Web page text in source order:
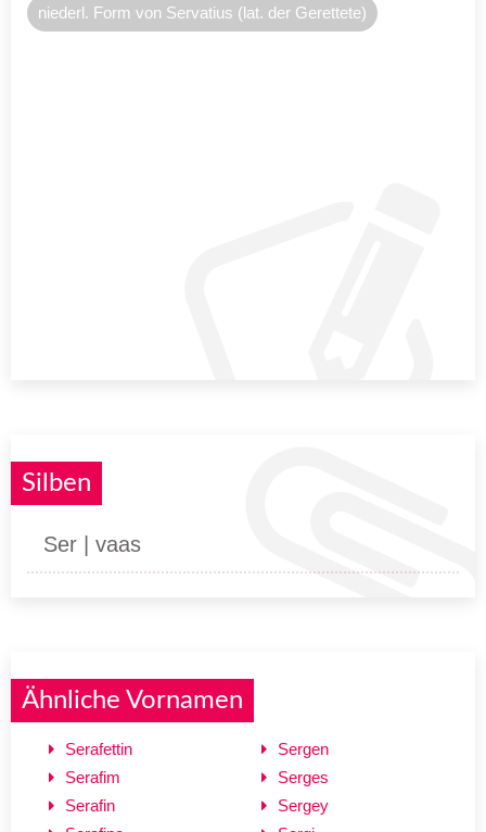
niederl. Form von Servatius (lat. der Gerettete)
Silben
Ser | vaas
Ähnliche Vornamen
Serafettin
Serafim
Serafin
Sergen
Serges
Sergey